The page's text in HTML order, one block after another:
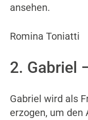
ansehen.
Romina Toniatti
2. Gabriel
Gabriel wird als
erzogen, um den